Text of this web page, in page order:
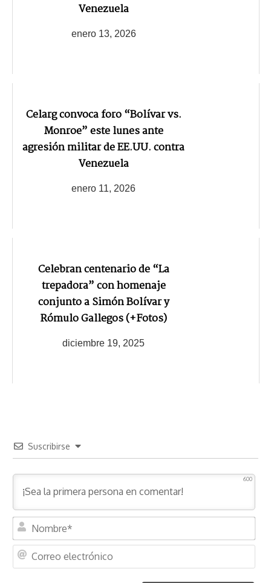
Venezuela
enero 13, 2026
Celarg convoca foro “Bolívar vs.
Monroe” este lunes ante
agresión militar de EE.UU. contra
Venezuela
enero 11, 2026
Celebran centenario de “La
trepadora” con homenaje
conjunto a Simón Bolívar y
Rómulo Gallegos (+Fotos)
diciembre 19, 2025
Suscribirse
600
o
m
o